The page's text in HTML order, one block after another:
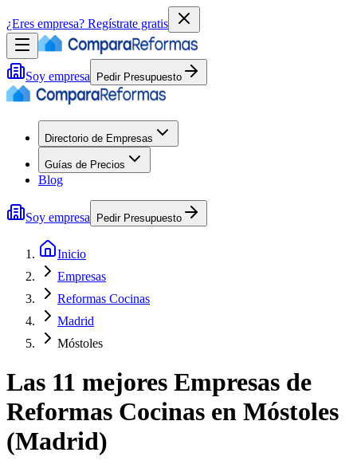
¿Eres empresa? Regístrate gratis
Soy empresa Pedir Presupuesto
Directorio de Empresas
Guías de Precios
Blog
Soy empresa Pedir Presupuesto
Inicio
Empresas
Reformas Cocinas
Madrid
Móstoles
Las 11 mejores Empresas de
Reformas Cocinas en Móstoles
(Madrid)